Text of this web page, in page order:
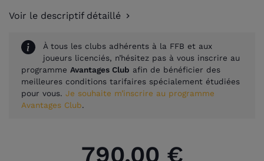
Voir le descriptif détaillé
À tous les clubs adhérents à la FFB et aux
joueurs licenciés, n’hésitez pas à vous inscrire au
programme Avantages Club afin de bénéficier des
meilleures conditions tarifaires spécialement étudiées
pour vous. Je souhaite m’inscrire au programme
Avantages Club.
790,00 €